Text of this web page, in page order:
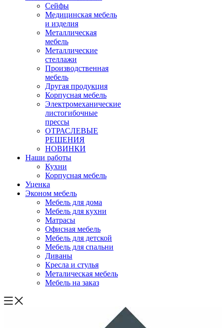
Сейфы
Медицинская мебель
и изделия
Металлическая
мебель
Металлические
стеллажи
Производственная
мебель
Другая продукция
Корпусная мебель
Электромеханические
листогибочные
прессы
ОТРАСЛЕВЫЕ
РЕШЕНИЯ
НОВИНКИ
Наши работы
Кухни
Корпусная мебель
Уценка
Эконом мебель
Мебель для дома
Мебель для кухни
Матрасы
Офисная мебель
Мебель для детской
Мебель для спальни
Диваны
Кресла и стулья
Металическая мебель
Мебель на заказ